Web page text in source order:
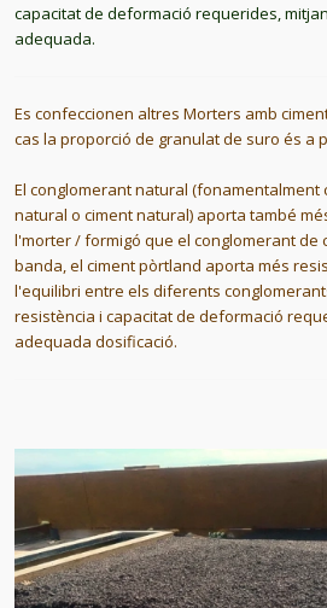
capacitat de deformació requerides,
adequada.
Es confeccionen altres Morters amb
cas la proporció de granulat de suro és a
El conglomerant natural (fonamentalment
natural o ciment natural) aporta també
l'morter / formigó que el conglomerant de
banda, el ciment pòrtland aporta més
l'equilibri entre els diferents
resistència i capacitat de deformació
adequada dosificació.